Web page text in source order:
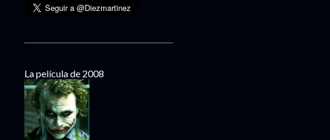
La película de 2008